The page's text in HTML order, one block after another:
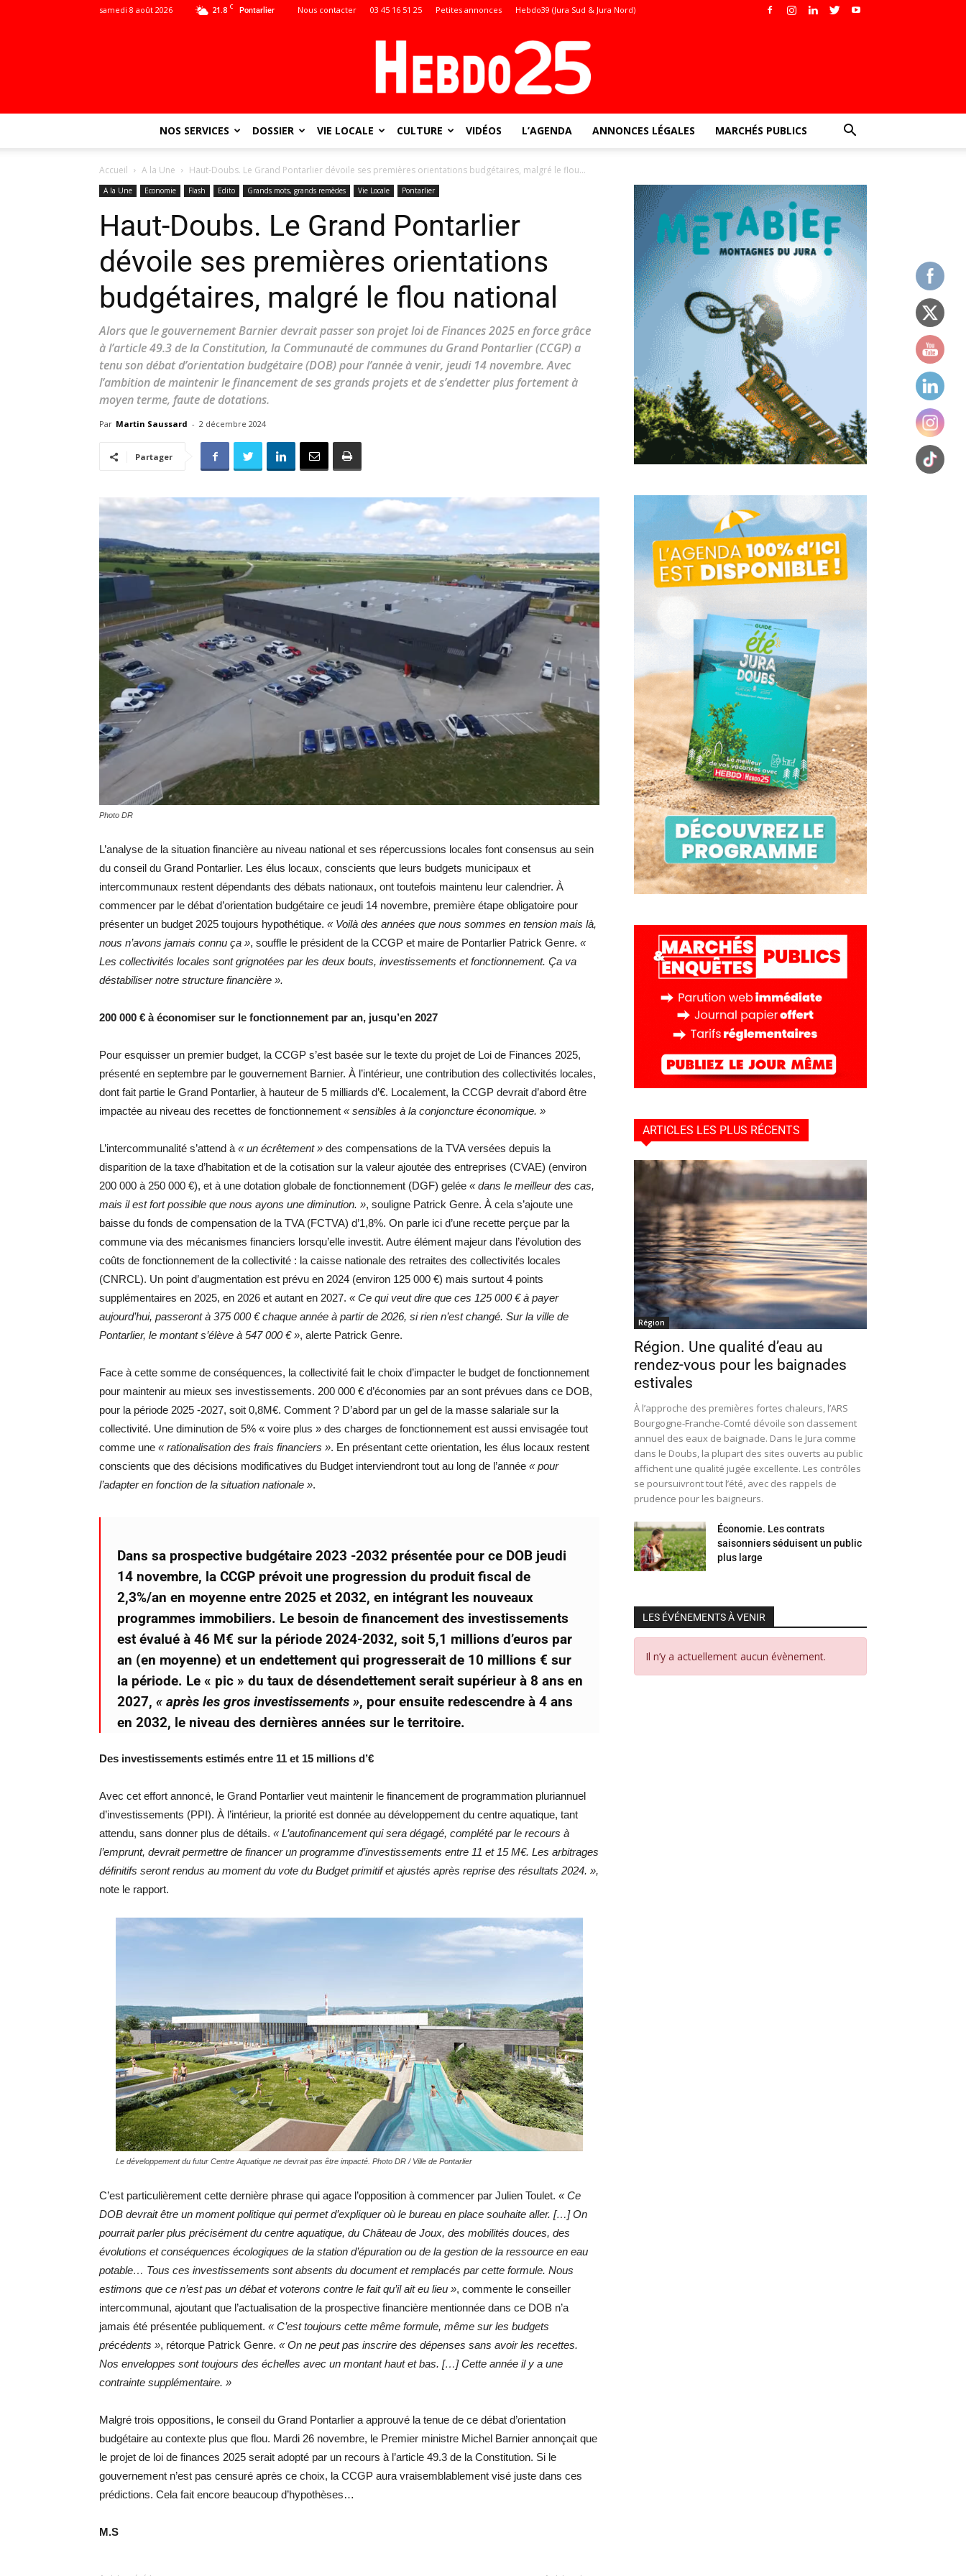
21.8 C Pontarlier
samedi 8 août 2026 Nous contacter 03 45 16 51 25 Petites annonces Hebdo39 (Jura Sud & Jura Nord)
:
toute
NOS SERVICES DOSSIER VIE LOCALE CULTURE VIDÉOS L’AGENDA ANNONCES LÉGALES MARCHÉS PUBLICS
Accueil A la Une Haut-Doubs. Le Grand Pontarlier dévoile ses premières orientations budgétaires, malgré le flou...
A la Une Economie Flash Edito Grands mots, grands remèdes Vie Locale Pontarlier
Haut-Doubs. Le Grand Pontarlier
dévoile ses premières orientations
budgétaires, malgré le flou national
Alors que le gouvernement Barnier devrait passer son projet loi de Finances 2025 en force grâce
à l’article 49.3 de la Constitution, la Communauté de communes du Grand Pontarlier (CCGP) a
tenu son débat d’orientation budgétaire (DOB) pour l’année à venir, jeudi 14 novembre. Avec
l’ambition de maintenir le financement de ses grands projets et de s’endetter plus fortement à
moyen terme, faute de dotations.
Par Martin Saussard - 2 décembre 2024
Partager
Photo DR
L’analyse de la situation financière au niveau national et ses répercussions locales font consensus au sein
du conseil du Grand Pontarlier. Les élus locaux, conscients que leurs budgets municipaux et
intercommunaux restent dépendants des débats nationaux, ont toutefois maintenu leur calendrier. À
commencer par le débat d’orientation budgétaire ce jeudi 14 novembre, première étape obligatoire pour
présenter un budget 2025 toujours hypothétique. « Voilà des années que nous sommes en tension mais là,
nous n’avons jamais connu ça », souffle le président de la CCGP et maire de Pontarlier Patrick Genre. «
Les collectivités locales sont grignotées par les deux bouts, investissements et fonctionnement. Ça va
déstabiliser notre structure financière ».
200 000 € à économiser sur le fonctionnement par an, jusqu’en 2027
Pour esquisser un premier budget, la CCGP s’est basée sur le texte du projet de Loi de Finances 2025,
présenté en septembre par le gouvernement Barnier. À l’intérieur, une contribution des collectivités locales,
dont fait partie le Grand Pontarlier, à hauteur de 5 milliards d’€. Localement, la CCGP devrait d’abord être
impactée au niveau des recettes de fonctionnement « sensibles à la conjoncture économique. »
L’intercommunalité s’attend à « un écrêtement » des compensations de la TVA versées depuis la
disparition de la taxe d’habitation et de la cotisation sur la valeur ajoutée des entreprises (CVAE) (environ
200 000 à 250 000 €), et à une dotation globale de fonctionnement (DGF) gelée « dans le meilleur des cas,
mais il est fort possible que nous ayons une diminution. », souligne Patrick Genre. À cela s’ajoute une
baisse du fonds de compensation de la TVA (FCTVA) d’1,8%. On parle ici d’une recette perçue par la
commune via des mécanismes financiers lorsqu’elle investit. Autre élément majeur dans l’évolution des
coûts de fonctionnement de la collectivité : la caisse nationale des retraites des collectivités locales
(CNRCL). Un point d’augmentation est prévu en 2024 (environ 125 000 €) mais surtout 4 points
supplémentaires en 2025, en 2026 et autant en 2027. « Ce qui veut dire que ces 125 000 € à payer
aujourd’hui, passeront à 375 000 € chaque année à partir de 2026, si rien n’est changé. Sur la ville de
Pontarlier, le montant s’élève à 547 000 € », alerte Patrick Genre.
Face à cette somme de conséquences, la collectivité fait le choix d’impacter le budget de fonctionnement
pour maintenir au mieux ses investissements. 200 000 € d’économies par an sont prévues dans ce DOB,
pour la période 2025 -2027, soit 0,8M€. Comment ? D’abord par un gel de la masse salariale sur la
collectivité. Une diminution de 5% « voire plus » des charges de fonctionnement est aussi envisagée tout
comme une « rationalisation des frais financiers ». En présentant cette orientation, les élus locaux restent
conscients que des décisions modificatives du Budget interviendront tout au long de l’année « pour
l’adapter en fonction de la situation nationale ».
Dans sa prospective budgétaire 2023 -2032 présentée pour ce DOB jeudi
14 novembre, la CCGP prévoit une progression du produit fiscal de
2,3%/an en moyenne entre 2025 et 2032, en intégrant les nouveaux
programmes immobiliers. Le besoin de financement des investissements
est évalué à 46 M€ sur la période 2024-2032, soit 5,1 millions d’euros par
an (en moyenne) et un endettement qui progresserait de 10 millions € sur
la période. Le « pic » du taux de désendettement serait supérieur à 8 ans en
2027, « après les gros investissements », pour ensuite redescendre à 4 ans
en 2032, le niveau des dernières années sur le territoire.
Des investissements estimés entre 11 et 15 millions d’€
Avec cet effort annoncé, le Grand Pontarlier veut maintenir le financement de programmation pluriannuel
d’investissements (PPI). À l’intérieur, la priorité est donnée au développement du centre aquatique, tant
attendu, sans donner plus de détails. « L’autofinancement qui sera dégagé, complété par le recours à
l’emprunt, devrait permettre de financer un programme d’investissements entre 11 et 15 M€. Les arbitrages
définitifs seront rendus au moment du vote du Budget primitif et ajustés après reprise des résultats 2024. »,
note le rapport.
Le développement du futur Centre Aquatique ne devrait pas être impacté. Photo DR / Ville de Pontarlier
C’est particulièrement cette dernière phrase qui agace l’opposition à commencer par Julien Toulet. « Ce
DOB devrait être un moment politique qui permet d’expliquer où le bureau en place souhaite aller. […] On
pourrait parler plus précisément du centre aquatique, du Château de Joux, des mobilités douces, des
évolutions et conséquences écologiques de la station d’épuration ou de la gestion de la ressource en eau
potable… Tous ces investissements sont absents du document et remplacés par cette formule. Nous
estimons que ce n’est pas un débat et voterons contre le fait qu’il ait eu lieu », commente le conseiller
intercommunal, ajoutant que l’actualisation de la prospective financière mentionnée dans ce DOB n’a
jamais été présentée publiquement. « C’est toujours cette même formule, même sur les budgets
précédents », rétorque Patrick Genre. « On ne peut pas inscrire des dépenses sans avoir les recettes.
Nos enveloppes sont toujours des échelles avec un montant haut et bas. […] Cette année il y a une
contrainte supplémentaire. »
Malgré trois oppositions, le conseil du Grand Pontarlier a approuvé la tenue de ce débat d’orientation
budgétaire au contexte plus que flou. Mardi 26 novembre, le Premier ministre Michel Barnier annonçait que
le projet de loi de finances 2025 serait adopté par un recours à l’article 49.3 de la Constitution. Si le
gouvernement n’est pas censuré après ce choix, la CCGP aura vraisemblablement visé juste dans ces
prédictions. Cela fait encore beaucoup d’hypothèses…
M.S
ARTICLES LES PLUS RÉCENTS
Région
Région. Une qualité d’eau au
rendez-vous pour les baignades
estivales
À l’approche des premières fortes chaleurs, l’ARS
Bourgogne-Franche-Comté dévoile son classement
annuel des eaux de baignade. Dans le Jura comme
dans le Doubs, la plupart des sites ouverts au public
affichent une qualité jugée excellente. Les contrôles
se poursuivront tout l’été, avec des rappels de
prudence pour les baigneurs.
Économie. Les contrats
saisonniers séduisent un public
plus large
LES ÉVÉNEMENTS À VENIR
Il n’y a actuellement aucun évènement.